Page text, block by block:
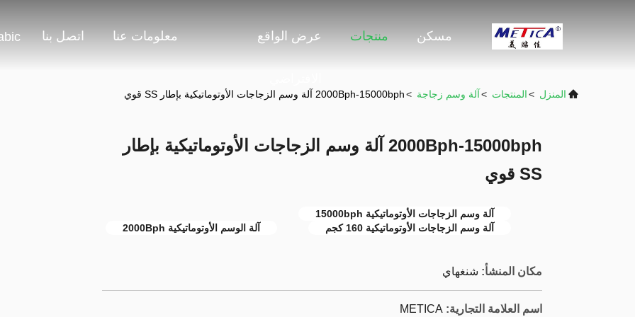
مسكن منتجات عرض الواقع معلومات عنا اتصل بنا
المنزل >المنتجات >آلة وسم زجاجة >2000Bph-15000bph آلة وسم الزجاجات الأوتوماتيكية بإطار SS قوي
2000Bph-15000bph آلة وسم الزجاجات الأوتوماتيكية بإطار
SS قوي
آلة وسم الزجاجات الأوتوماتيكية 15000bph
آلة وسم الزجاجات الأوتوماتيكية 160 كجم
آلة الوسم الأوتوماتيكية 2000Bph
مكان المنشأ: شنغهاي
اسم العلامة التجارية: METICA